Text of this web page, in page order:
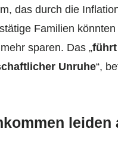
das durch die
Familien
sparen. Das „
Unruhe“,
leiden